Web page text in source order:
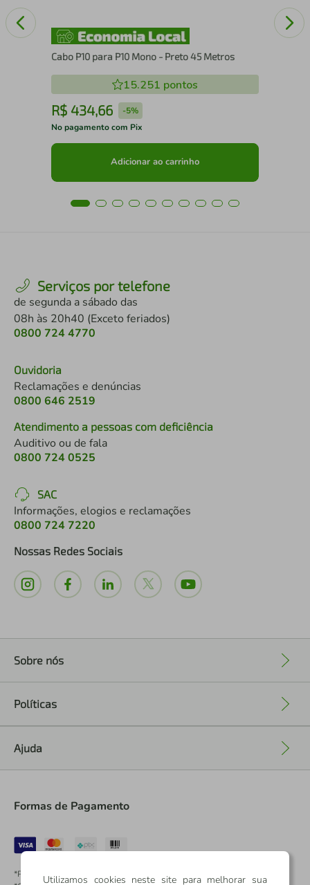
Cabo P10 para P10 Mono - Preto 45 Metros
15.251 pontos
R$ 434,66 -5%
No pagamento com Pix
Adicionar ao carrinho
Serviços por telefone
de segunda a sábado das
08h às 20h40 (Exceto feriados)
0800 724 4770
Ouvidoria
Reclamações e denúncias
0800 646 2519
Atendimento a pessoas com deficiência
Auditivo ou de fala
0800 724 0525
SAC
Informações, elogios e reclamações
0800 724 7220
Nossas Redes Sociais
Sobre nós
Políticas
Ajuda
Formas de Pagamento
*Pontos dos Cartões Sicredi
Utilizamos cookies neste site para melhorar sua